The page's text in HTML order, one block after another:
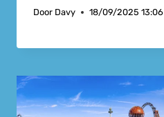
Door Davy 18/09/2025 13:06